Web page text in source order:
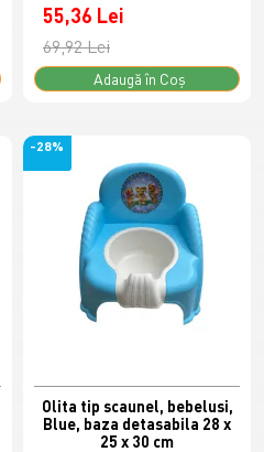
55,36 Lei
69,92 Lei
Adaugă în Coş
-28%
Olita tip scaunel, bebelusi,
Blue, baza detasabila 28 x
25 x 30 cm